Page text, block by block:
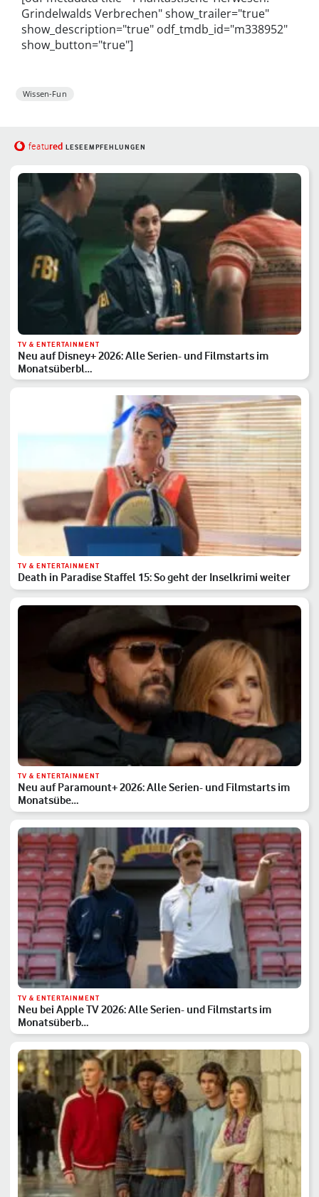
Grindelwalds Verbrechen" show_trailer="true"
show_description="true" odf_tmdb_id="m338952"
show_button="true"]
Wissen-Fun
featured LESEEMPFEHLUNGEN
TV & ENTERTAINMENT
Neu auf Disney+ 2026: Alle Serien- und Filmstarts im
Monatsüberbl…
TV & ENTERTAINMENT
Death in Paradise Staffel 15: So geht der Inselkrimi weiter
TV & ENTERTAINMENT
Neu auf Paramount+ 2026: Alle Serien- und Filmstarts im
Monatsübe…
TV & ENTERTAINMENT
Neu bei Apple TV 2026: Alle Serien- und Filmstarts im
Monatsüberb…